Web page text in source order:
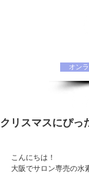
オン
クリスマスにぴっ
こんにちは！
大阪でサロン専売の水